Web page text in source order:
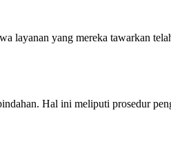
layanan yang mereka tawarkan
Hal ini meliputi prosedur